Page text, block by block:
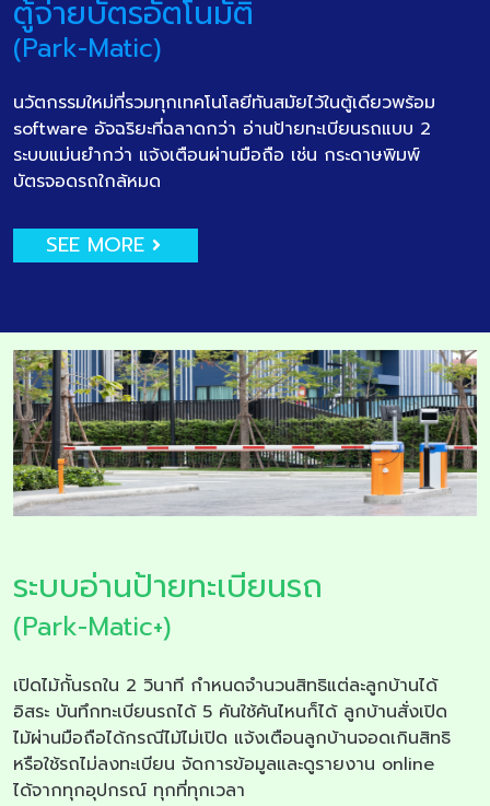
ตู้จ่ายบัตรอัตโนมัติ
(Park-Matic)
นวัตกรรมใหม่ที่รวมทุกเทคโนโลยีทันสมัยไว้ในตู้เดียวพร้อม
software อัจฉริยะที่ฉลาดกว่า อ่านป้ายทะเบียนรถแบบ 2
ระบบแม่นยำกว่า แจ้งเตือนผ่านมือถือ เช่น กระดาษพิมพ์
บัตรจอดรถใกล้หมด
SEE MORE
ระบบอ่านป้ายทะเบียนรถ
(Park-Matic+)
เปิดไม้กั้นรถใน 2 วินาที กำหนดจำนวนสิทธิแต่ละลูกบ้านได้
อิสระ บันทึกทะเบียนรถได้ 5 คันใช้คันไหนก็ได้ ลูกบ้านสั่งเปิด
ไม้ผ่านมือถือได้กรณีไม้ไม่เปิด แจ้งเตือนลูกบ้านจอดเกินสิทธิ
หรือใช้รถไม่ลงทะเบียน จัดการข้อมูลและดูรายงาน online
ได้จากทุกอุปกรณ์ ทุกที่ทุกเวลา